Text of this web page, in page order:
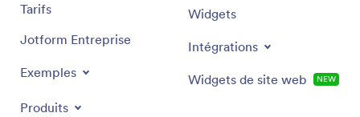
Tarifs
Jotform Entreprise
Exemples
Produits
Widgets
Intégrations
Widgets de site web NEW